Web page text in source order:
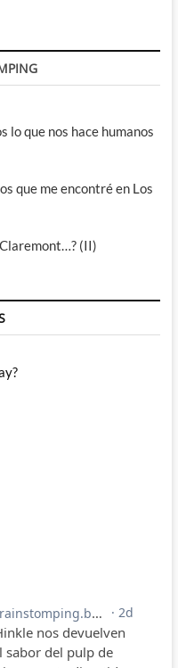
lo que nos hace humanos
que me encontré en Los
(II)